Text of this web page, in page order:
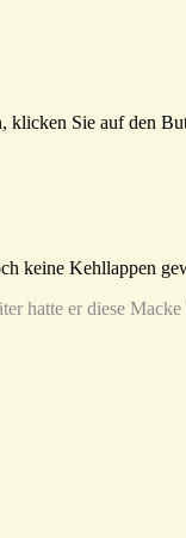
Sie auf den
keine Kehllappen
hatte er diese